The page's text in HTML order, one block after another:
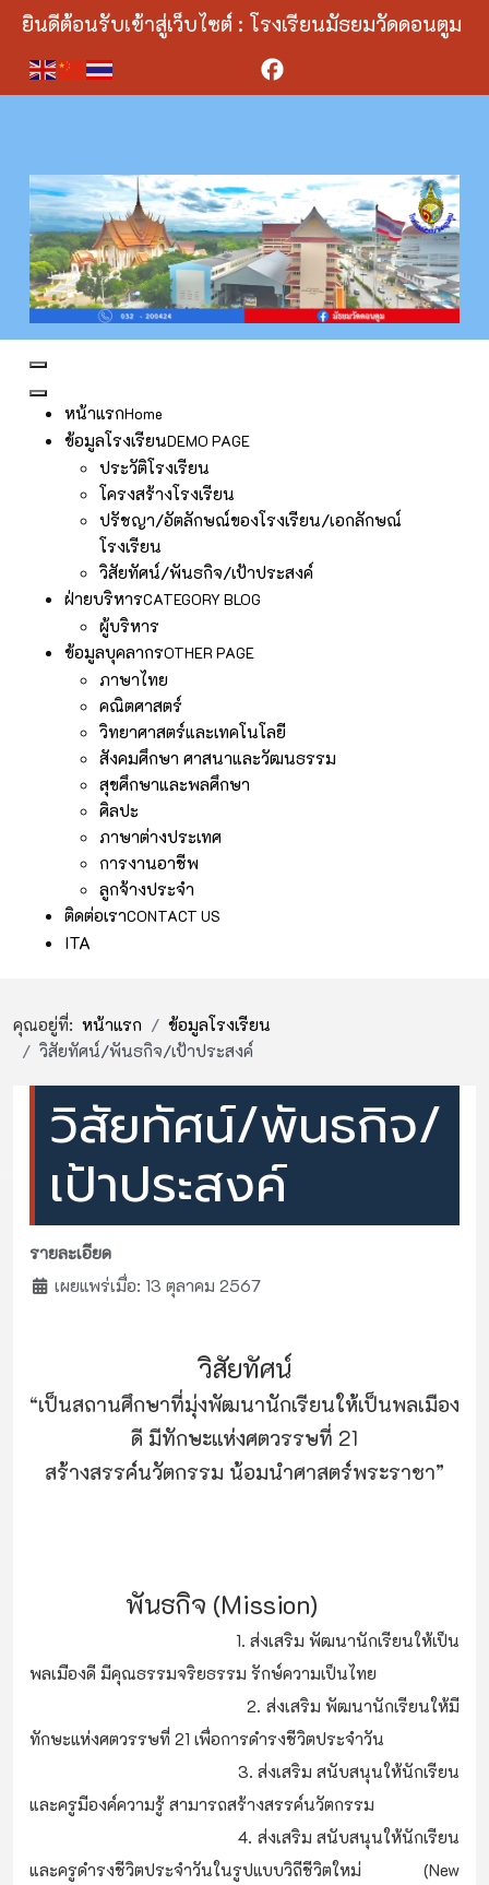
ยินดีต้อนรับเข้าสู่เว็บไซต์ : โรงเรียนมัธยมวัดดอนตูม
Facebook
หน้าแรกHome
ข้อมูลโรงเรียนDEMO PAGE
ประวัติโรงเรียน
โครงสร้างโรงเรียน
ปรัชญา/อัตลักษณ์ของโรงเรียน/เอกลักษณ์
โรงเรียน
วิสัยทัศน์/พันธกิจ/เป้าประสงค์
ฝ่ายบริหารCATEGORY BLOG
ผู้บริหาร
ข้อมูลบุคลากรOTHER PAGE
ภาษาไทย
คณิตศาสตร์
วิทยาศาสตร์และเทคโนโลยี
สังคมศึกษา ศาสนาและวัฒนธรรม
สุขศึกษาและพลศึกษา
ศิลปะ
ภาษาต่างประเทศ
การงานอาชีพ
ลูกจ้างประจำ
ติดต่อเราCONTACT US
ITA
คุณอยู่ที่: หน้าแรก
ข้อมูลโรงเรียน
วิสัยทัศน์/พันธกิจ/เป้าประสงค์
วิสัยทัศน์/พันธกิจ/
เป้าประสงค์
รายละเอียด
เผยแพร่เมื่อ: 13 ตุลาคม 2567
วิสัยทัศน์
“เป็นสถานศึกษาที่มุ่งพัฒนานักเรียนให้เป็นพลเมือง
ดี มีทักษะแห่งศตวรรษที่ 21
สร้างสรรค์นวัตกรรม น้อมนําศาสตร์พระราชา”
พันธกิจ (Mission)
1. ส่งเสริม พัฒนานักเรียนให้เป็น
พลเมืองดี มีคุณธรรมจริยธรรม รักษ์ความเป็นไทย
2. ส่งเสริม พัฒนานักเรียนให้มี
ทักษะแห่งศตวรรษที่ 21 เพื่อการดํารงชีวิตประจําวัน
3. ส่งเสริม สนับสนุนให้นักเรียน
และครูมีองค์ความรู้ สามารถสร้างสรรค์นวัตกรรม
4. ส่งเสริม สนับสนุนให้นักเรียน
และครูดํารงชีวิตประจําวันในรูปแบบวิถีชีวิตใหม่ (New